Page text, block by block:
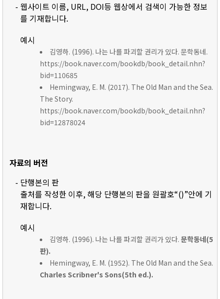
- 웹사이트 이름, URL, DOI등 웹상에서 검색이 가능한 정보
를 기재합니다.
예시
김영하. (1996). 나는 나를 파괴할 권리가 있다. 문학동네.
https://book.naver.com/bookdb/book_detail.nhn?
bid=110685
Hemingway, E. M. (2017). The Old Man and the Sea.
The Story.
https://book.naver.com/bookdb/book_detail.nhn?
bid=12878024
자료의 버전
- 단행본의 판
출처를 작성한 이후, 해당 단행본의 판을 원괄호“()”안에 기
재합니다.
예시
김영하. (1996). 나는 나를 파괴할 권리가 있다. 문학동네(5
판).
Hemingway, E. M. (1952). The Old Man and the Sea.
Charles Scribner's Sons(5th ed.).